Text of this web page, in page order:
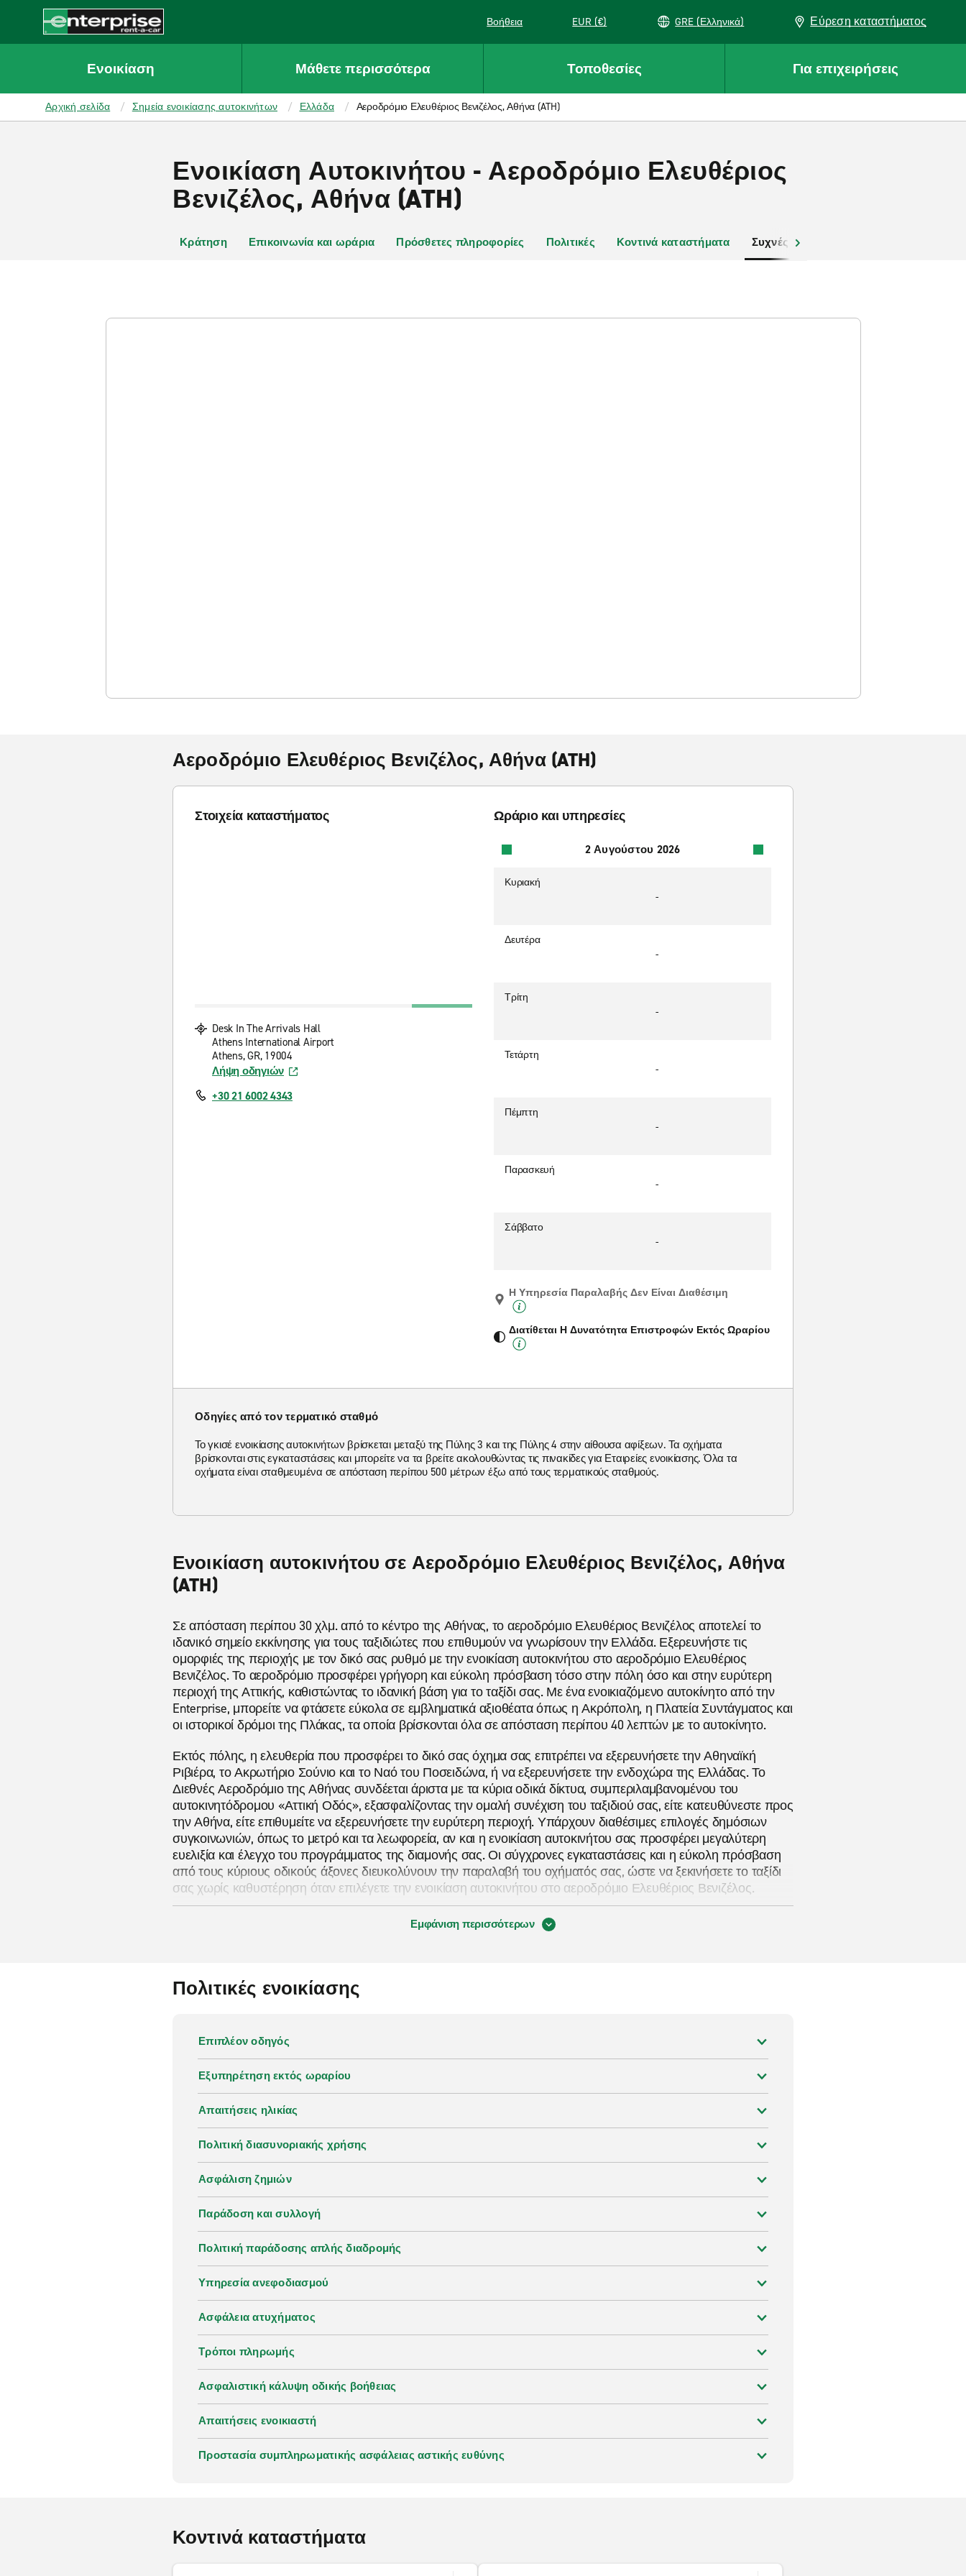
CONTENT
Enterprise
Βοήθεια EUR (€) GRE (Ελληνικά) Εύρεση καταστήματος
Ενοικίαση Μάθετε περισσότερα Τοποθεσίες Για επιχειρήσεις
Αρχική σελίδα Σημεία ενοικίασης αυτοκινήτων Ελλάδα Αεροδρόμιο Ελευθέριος Βενιζέλος, Αθήνα (ATH)
Ενοικίαση Αυτοκινήτου - Αεροδρόμιο Ελευθέριος
Βενιζέλος, Αθήνα (ATH)
Κράτηση Επικοινωνία και ωράρια Πρόσθετες πληροφορίες Πολιτικές Κοντινά καταστήματα Συχνές ερωτήσεις
Αεροδρόμιο Ελευθέριος Βενιζέλος, Αθήνα (ATH)
Στοιχεία καταστήματος
Desk In The Arrivals Hall
Athens International Airport
Athens, GR, 19004
Λήψη οδηγιών
+30 21 6002 4343
Ωράριο και υπηρεσίες
2 Αυγούστου 2026
Κυριακή
-
Δευτέρα
-
Τρίτη
-
Τετάρτη
-
Πέμπτη
-
Παρασκευή
-
Σάββατο
-
Η Υπηρεσία Παραλαβής Δεν Είναι Διαθέσιμη
Διατίθεται Η Δυνατότητα Επιστροφών Εκτός Ωραρίου
Οδηγίες από τον τερματικό σταθμό
Το γκισέ ενοικίασης αυτοκινήτων βρίσκεται μεταξύ της Πύλης 3 και της Πύλης 4 στην αίθουσα αφίξεων. Τα οχήματα
βρίσκονται στις εγκαταστάσεις και μπορείτε να τα βρείτε ακολουθώντας τις πινακίδες για Εταιρείες ενοικίασης. Όλα τα
οχήματα είναι σταθμευμένα σε απόσταση περίπου 500 μέτρων έξω από τους τερματικούς σταθμούς.
Ενοικίαση αυτοκινήτου σε Αεροδρόμιο Ελευθέριος Βενιζέλος, Αθήνα
(ATH)
Σε απόσταση περίπου 30 χλμ. από το κέντρο της Αθήνας, το αεροδρόμιο Ελευθέριος Βενιζέλος αποτελεί το
ιδανικό σημείο εκκίνησης για τους ταξιδιώτες που επιθυμούν να γνωρίσουν την Ελλάδα. Εξερευνήστε τις
ομορφιές της περιοχής με τον δικό σας ρυθμό με την ενοικίαση αυτοκινήτου στο αεροδρόμιο Ελευθέριος
Βενιζέλος. Το αεροδρόμιο προσφέρει γρήγορη και εύκολη πρόσβαση τόσο στην πόλη όσο και στην ευρύτερη
περιοχή της Αττικής, καθιστώντας το ιδανική βάση για το ταξίδι σας. Με ένα ενοικιαζόμενο αυτοκίνητο από την
Enterprise, μπορείτε να φτάσετε εύκολα σε εμβληματικά αξιοθέατα όπως η Ακρόπολη, η Πλατεία Συντάγματος και
οι ιστορικοί δρόμοι της Πλάκας, τα οποία βρίσκονται όλα σε απόσταση περίπου 40 λεπτών με το αυτοκίνητο.
Εκτός πόλης, η ελευθερία που προσφέρει το δικό σας όχημα σας επιτρέπει να εξερευνήσετε την Αθηναϊκή
Ριβιέρα, το Ακρωτήριο Σούνιο και το Ναό του Ποσειδώνα, ή να εξερευνήσετε την ενδοχώρα της Ελλάδας. Το
Διεθνές Αεροδρόμιο της Αθήνας συνδέεται άριστα με τα κύρια οδικά δίκτυα, συμπεριλαμβανομένου του
αυτοκινητόδρομου «Αττική Οδός», εξασφαλίζοντας την ομαλή συνέχιση του ταξιδιού σας, είτε κατευθύνεστε προς
την Αθήνα, είτε επιθυμείτε να εξερευνήσετε την ευρύτερη περιοχή. Υπάρχουν διαθέσιμες επιλογές δημόσιων
συγκοινωνιών, όπως το μετρό και τα λεωφορεία, αν και η ενοικίαση αυτοκινήτου σας προσφέρει μεγαλύτερη
ευελιξία και έλεγχο του προγράμματος της διαμονής σας. Οι σύγχρονες εγκαταστάσεις και η εύκολη πρόσβαση
από τους κύριους οδικούς άξονες διευκολύνουν την παραλαβή του οχήματός σας, ώστε να ξεκινήσετε το ταξίδι
σας χωρίς καθυστέρηση όταν επιλέγετε την ενοικίαση αυτοκινήτου στο αεροδρόμιο Ελευθέριος Βενιζέλος.
Εμφάνιση περισσότερων
Πολιτικές ενοικίασης
Επιπλέον οδηγός
Εξυπηρέτηση εκτός ωραρίου
Απαιτήσεις ηλικίας
Πολιτική διασυνοριακής χρήσης
Ασφάλιση ζημιών
Παράδοση και συλλογή
Πολιτική παράδοσης απλής διαδρομής
Υπηρεσία ανεφοδιασμού
Ασφάλεια ατυχήματος
Τρόποι πληρωμής
Ασφαλιστική κάλυψη οδικής βοήθειας
Απαιτήσεις ενοικιαστή
Προστασία συμπληρωματικής ασφάλειας αστικής ευθύνης
Κοντινά καταστήματα